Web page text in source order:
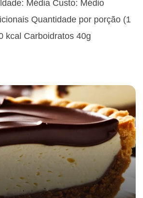
Média Custo: Médio
Quantidade por porção (1
kcal Carboidratos 40g